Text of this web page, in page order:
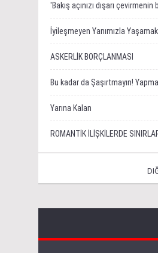
'Bakış açınızı dışarı
İyileşmeyen Yanımızla Yaşamak
ASKERLİK BORÇLANMASI
Bu kadar da Şaşırtmayın!
Yarına Kalan
ROMANTİK İLİŞKİLERDE